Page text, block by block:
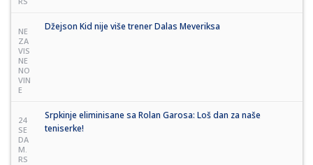
NE
ZA
VIS
NE
NO
VIN
E
Džejson Kid nije više trener Dalas Meveriksa
24
SE
DA
M.
RS
Srpkinje eliminisane sa Rolan Garosa: Loš dan za naše
teniserke!